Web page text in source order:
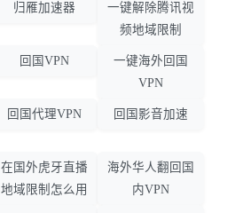
归雁加速器
一键解除腾讯视
频地域限制
回国VPN
一键海外回国
VPN
回国代理VPN 回国影音加速
在国外虎牙直播
地域限制怎么用
海外华人翻回国
内VPN